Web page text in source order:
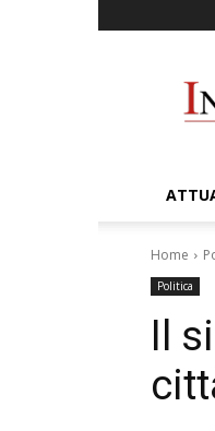
Home
Politica
Il